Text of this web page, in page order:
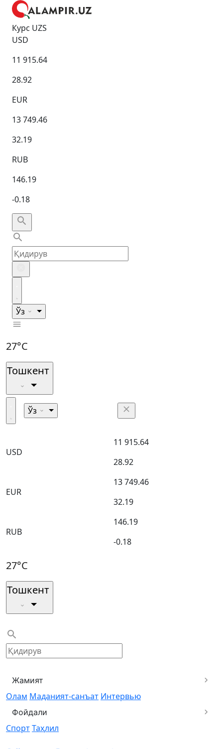
Курс UZS
USD
11 915.64
28.92
EUR
13 749.46
32.19
RUB
146.19
-0.18
Ўз
27°C
Тошкент
Ўз
USD
11 915.64
28.92
EUR
13 749.46
32.19
RUB
146.19
-0.18
27°C
Тошкент
Жамият
Олам Маданият-санъат Интервью
Фойдали
СпортТаҳлил